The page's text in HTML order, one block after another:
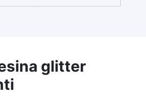
opache e satinati, ideali per
resina e materiali simili.
glitter